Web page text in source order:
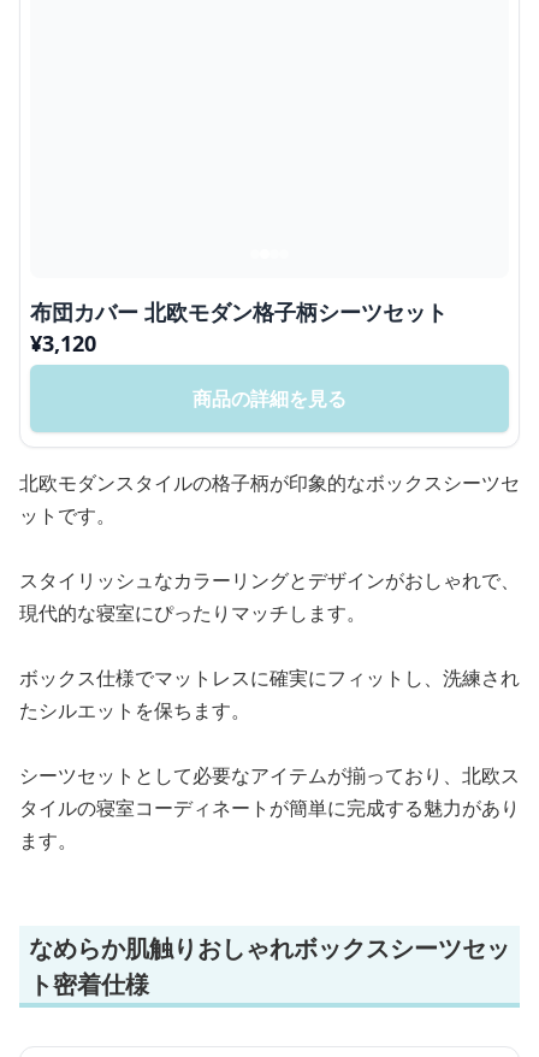
布団カバー 北欧モダン格子柄シーツセット
¥3,120
商品の詳細を見る
北欧モダンスタイルの格子柄が印象的なボックスシーツセ
ットです。
スタイリッシュなカラーリングとデザインがおしゃれで、
現代的な寝室にぴったりマッチします。
ボックス仕様でマットレスに確実にフィットし、洗練され
たシルエットを保ちます。
シーツセットとして必要なアイテムが揃っており、北欧ス
タイルの寝室コーディネートが簡単に完成する魅力があり
ます。
なめらか肌触りおしゃれボックスシーツセッ
ト密着仕様